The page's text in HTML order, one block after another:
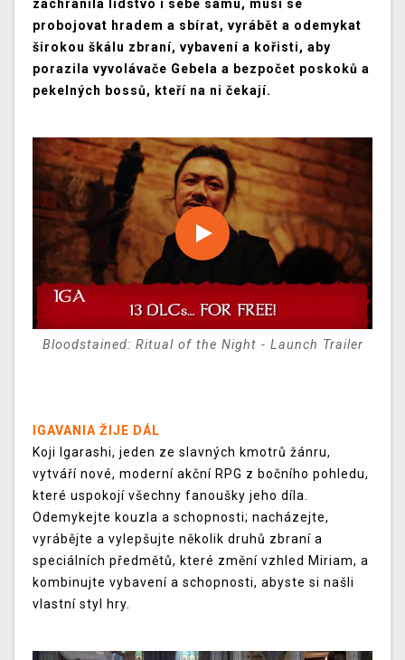
zachránila lidstvo i sebe samu, musí se
probojovat hradem a sbírat, vyrábět a odemykat
širokou škálu zbraní, vybavení a kořisti, aby
porazila vyvolávače Gebela a bezpočet poskoků a
pekelných bossů, kteří na ni čekají.
Bloodstained: Ritual of the Night - Launch Trailer
IGAVANIA ŽIJE DÁL
Koji Igarashi, jeden ze slavných kmotrů žánru,
vytváří nové, moderní akční RPG z bočního pohledu,
které uspokojí všechny fanoušky jeho díla.
Odemykejte kouzla a schopnosti; nacházejte,
vyrábějte a vylepšujte několik druhů zbraní a
speciálních předmětů, které změní vzhled Miriam, a
kombinujte vybavení a schopnosti, abyste si našli
vlastní styl hry.